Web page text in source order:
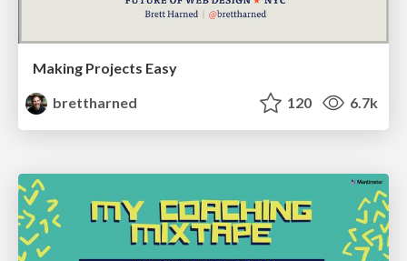
Making Projects Easy
brettharned
120 6.7k